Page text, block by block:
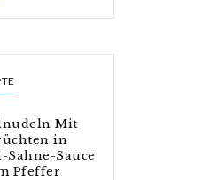
Mit
in
Sauce
Pfeffer